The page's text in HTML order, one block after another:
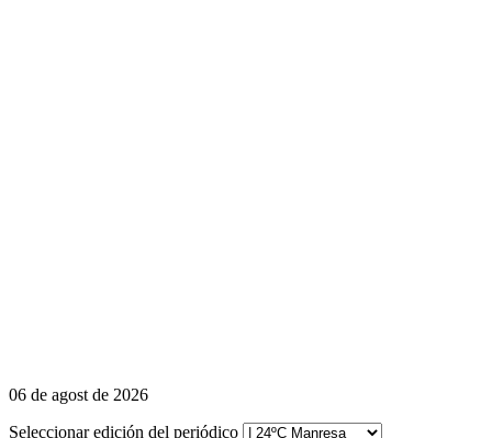
06 de agost de 2026
Seleccionar edición del periódico